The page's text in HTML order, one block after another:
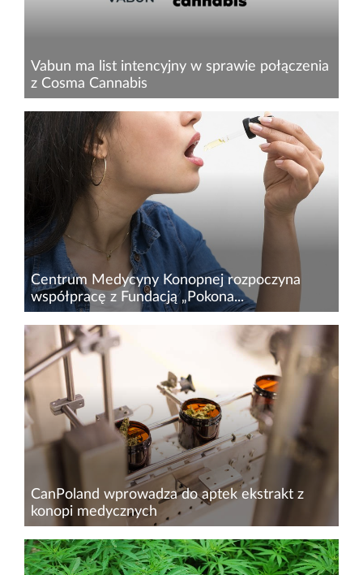
Vabun ma list intencyjny w sprawie połączenia
z Cosma Cannabis
Vabun S.A., spółka notowana na rynku
NewConnect, zawarła list intencyjny z Cosma
Cannabis Sp. z o.o. dot. połączenia obu spółek.
Cosma Cannabis działa na rynku konopnych
produktów farmaceutycznych...
Centrum Medycyny Konopnej rozpoczyna
współpracę z Fundacją „Pokona...
Centrum Medycyny Konopnej&nbsp;–
placówka, specjalizująca się w świadczeniu
usług związanych z leczeniem bólu, w tym w
oparciu o terapie marihuaną medyczną,
nawiązała współpracą z warszawską Fundacj...
CanPoland wprowadza do aptek ekstrakt z
konopi medycznych
Ekstrakt z THC pod marką CanPoland trafi do
aptek w ciągu kilku miesięcy. Spółka otrzymała